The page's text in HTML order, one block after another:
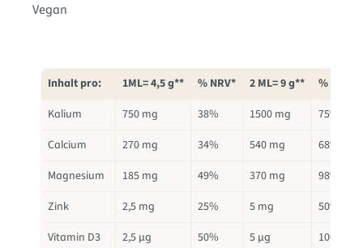
Vegan
Inhalt pro: 1ML= 4,5 g** % NRV* 2 ML= 9 g**
% NRV*
Kalium
750 mg 38% 1500 mg
75%
Calcium
270 mg 34% 540 mg
68%
Magnesium
185 mg 49% 370 mg
98%
Zink
2,5 mg 25% 5 mg
50%
Vitamin D3
2,5 µg 50% 5 µg
100%